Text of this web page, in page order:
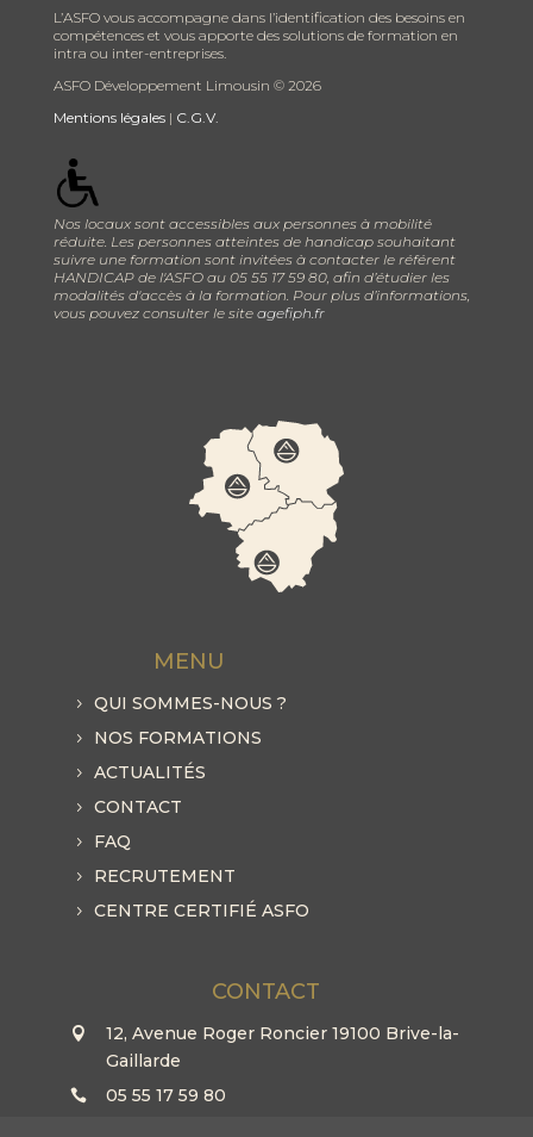
L’ASFO vous accompagne dans l’identification des besoins en
compétences et vous apporte des solutions de formation en
intra ou inter-entreprises.
ASFO Développement Limousin © 2026
Mentions légales| C.G.V.
Nos locaux sont accessibles aux personnes à mobilité
réduite. Les personnes atteintes de handicap souhaitant
suivre une formation sont invitées à contacter le référent
HANDICAP de l'ASFO au 05 55 17 59 80, afin d’étudier les
modalités d'accès à la formation. Pour plus d’informations,
vous pouvez consulter le site agefiph.fr
MENU
QUI SOMMES-NOUS ?
NOS FORMATIONS
ACTUALITÉS
CONTACT
FAQ
RECRUTEMENT
CENTRE CERTIFIÉ ASFO
CONTACT
12, Avenue Roger Roncier 19100 Brive-la-
Gaillarde
05 55 17 59 80